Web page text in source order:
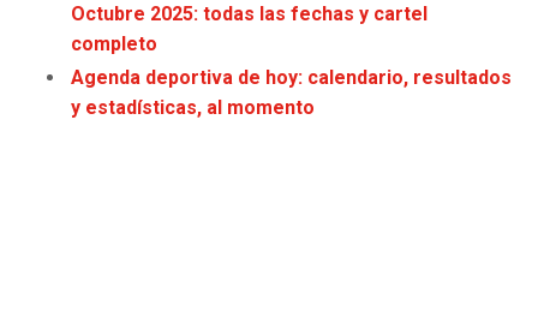
JAGUARS
TITANS
WIZARDS
WARRIORS
Octubre 2025: todas las fechas y cartel
completo
Agenda deportiva de hoy: calendario, resultados
y estadísticas, al momento